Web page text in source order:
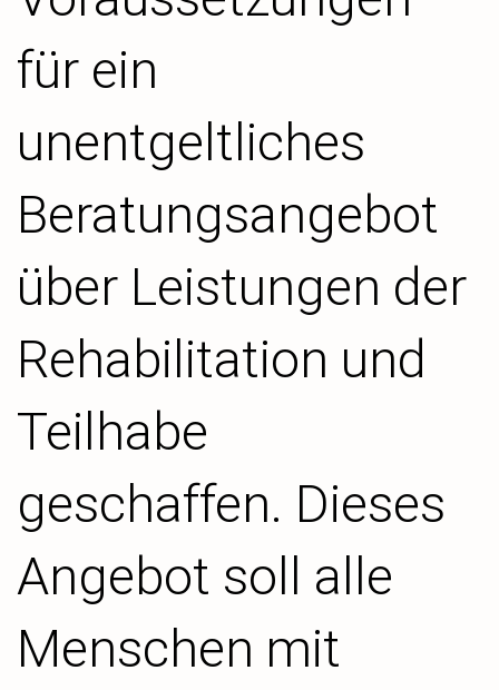
für ein
unentgeltliches
Beratungsangebot
über Leistungen der
Rehabilitation und
Teilhabe
geschaffen. Dieses
Angebot soll alle
Menschen mit